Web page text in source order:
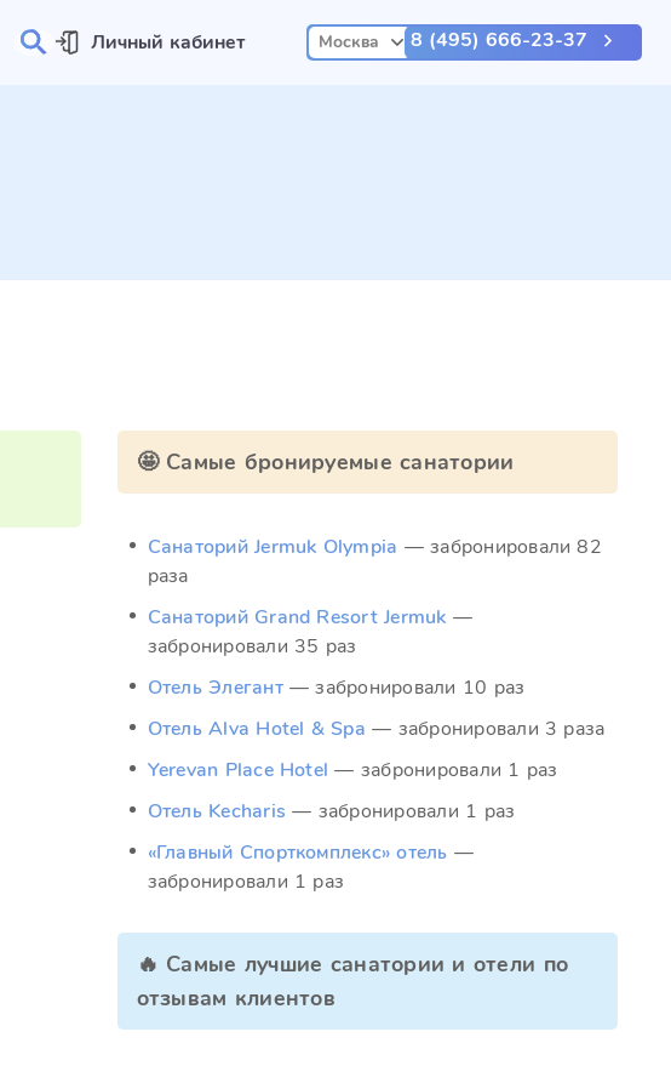
Личный кабинет Москва 8 (495) 666-23-37
🤩 Самые бронируемые санатории
Санаторий Jermuk Olympia — забронировали 82
раза
Санаторий Grand Resort Jermuk —
забронировали 35 раз
Отель Элегант — забронировали 10 раз
Отель Alva Hotel & Spa — забронировали 3 раза
Yerevan Place Hotel — забронировали 1 раз
Отель Kecharis — забронировали 1 раз
«Главный Спорткомплекс» отель —
забронировали 1 раз
🔥 Самые лучшие санатории и отели по
отзывам клиентов